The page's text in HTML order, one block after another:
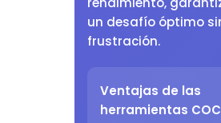
un desafío óptimo
frustración.
Ventajas de las
herramientas